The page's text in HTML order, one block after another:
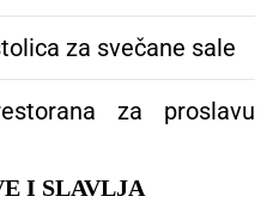
za svečane sale
za proslavu
I SLAVLJA